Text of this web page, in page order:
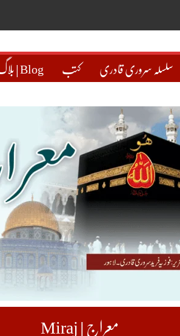
سلسلہ سروری قادری کتب بلاگ | Blog
معراج | Miraj